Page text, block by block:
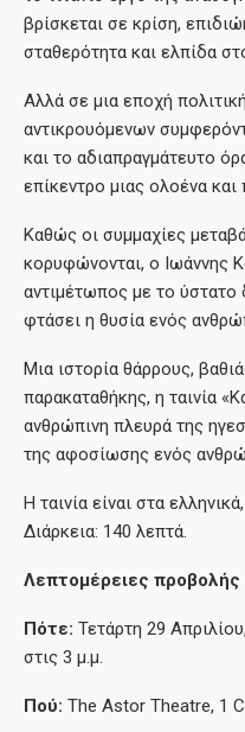
βρίσκεται σε κρίση,
σταθερότητα και ελπίδα
Αλλά σε μια εποχή
αντικρουόμενων
και το αδιαπραγμάτευτο
επίκεντρο μιας ολοένα
Καθώς οι συμμαχίες
κορυφώνονται, ο Ιωάννης
αντιμέτωπος με το ύστατο
φτάσει η θυσία ενός
Μια ιστορία θάρρους,
παρακαταθήκης, η ταινία
ανθρώπινη πλευρά της
της αφοσίωσης ενός
Η ταινία είναι στα
Διάρκεια: 140 λεπτά.
Λεπτομέρειες προβολής
Πότε: Τετάρτη 29
στις 3 μ.μ.
Πού: The Astor Theatre, 1